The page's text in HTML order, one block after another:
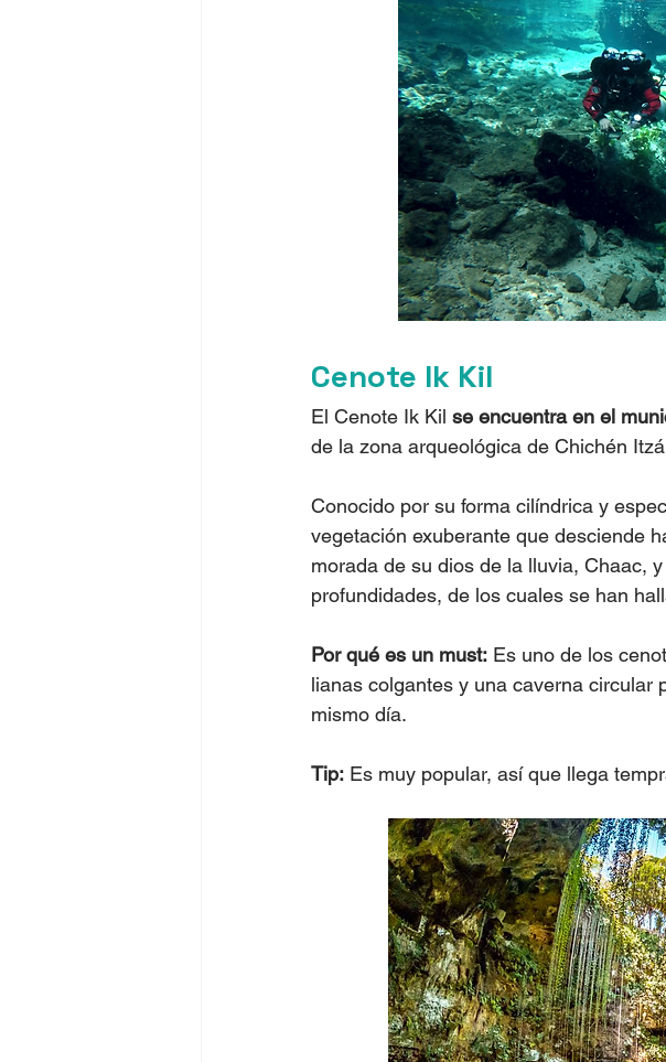
Cenote Ik Kil
El Cenote Ik Kil se encuentra en el
de la zona arqueológica de Chichén
Conocido por su forma cilíndrica y
vegetación exuberante que desciende
morada de su dios de la lluvia, Chaac,
profundidades, de los cuales se han
Por qué es un must: Es uno de los
lianas colgantes y una caverna circular
mismo día.
Tip: Es muy popular, así que llega